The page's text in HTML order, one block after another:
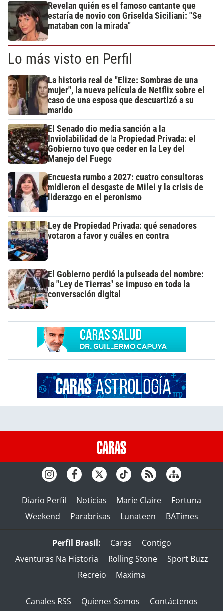
Revelan quién es el famoso cantante que
estaría de novio con Griselda Siciliani: "Se
mataban con la mirada"
Lo más visto en Perfil
La historia real de "Elize: Sombras de una
mujer", la nueva película de Netflix sobre el
caso de una esposa que descuartizó a su
marido
El Senado dio media sanción a la
Inviolabilidad de la Propiedad Privada: el
Gobierno tuvo que ceder en la Ley del
Manejo del Fuego
Encuesta rumbo a 2027: cuatro consultoras
midieron el desgaste de Milei y la crisis de
liderazgo en el peronismo
Ley de Propiedad Privada: qué senadores
votaron a favor y cuáles en contra
El Gobierno perdió la pulseada del nombre:
la "Ley de Tierras" se impuso en toda la
conversación digital
Diario Perfil Noticias Marie Claire
Fortuna
Weekend
Parabrisas Lunateen BATimes
Perfil Brasil: Caras
Contigo
Aventuras Na Historia
Rolling Stone
Sport Buzz
Recreio
Maxima
Canales RSS Quienes Somos Contáctenos